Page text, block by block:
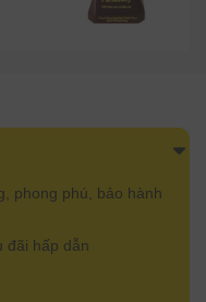
phong phú, bảo hành
đãi hấp dẫn